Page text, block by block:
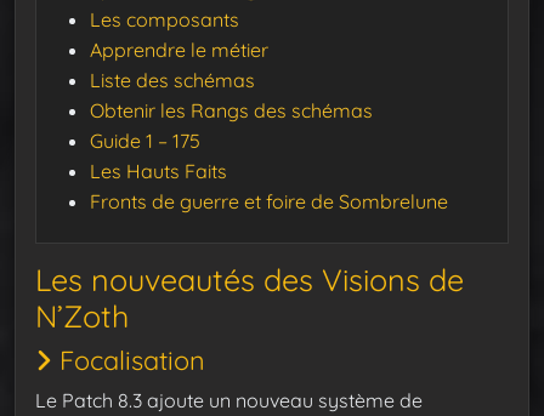
Les composants
Apprendre le métier
Liste des schémas
Obtenir les Rangs des schémas
Guide 1 – 175
Les Hauts Faits
Fronts de guerre et foire de Sombrelune
Les nouveautés des Visions de
N’Zoth
Focalisation
Le Patch 8.3 ajoute un nouveau système de